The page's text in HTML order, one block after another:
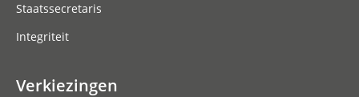
Staatssecretaris
Integriteit
Verkiezingen